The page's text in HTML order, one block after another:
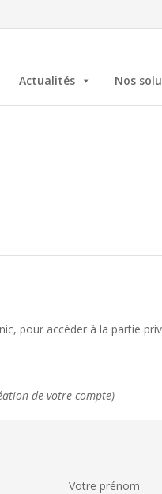
Actualités Nos
pour accéder à la partie
de votre compte)
Votre prénom